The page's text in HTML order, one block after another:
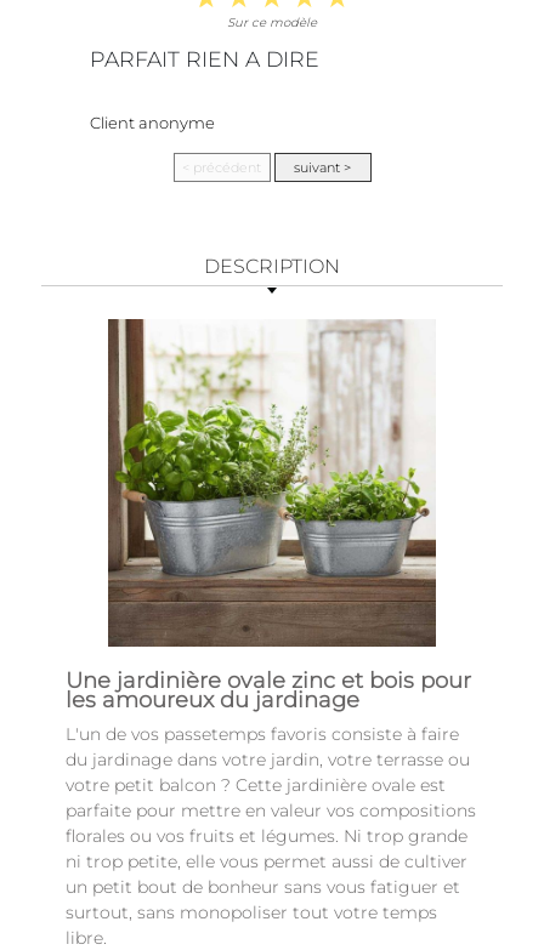
Sur ce modèle
PARFAIT RIEN A DIRE
Client anonyme
DESCRIPTION
Une jardinière ovale zinc et bois pour
les amoureux du jardinage
L'un de vos passetemps favoris consiste à faire
du jardinage dans votre jardin, votre terrasse ou
votre petit balcon ? Cette jardinière ovale est
parfaite pour mettre en valeur vos compositions
florales ou vos fruits et légumes. Ni trop grande
ni trop petite, elle vous permet aussi de cultiver
un petit bout de bonheur sans vous fatiguer et
surtout, sans monopoliser tout votre temps
libre.